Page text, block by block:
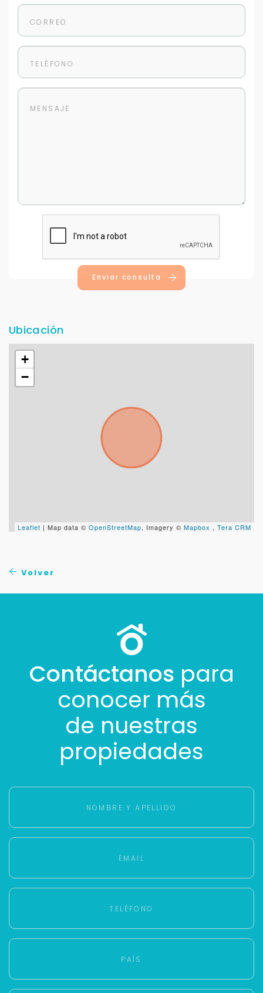
Enviar consulta
Ubicación
+
−
Leaflet | Map data © OpenStreetMap, Imagery © Mapbox , Tera CRM
Volver
Contáctanos para
conocer más
de nuestras
propiedades
sistema de gestión de clientes.
+598
Continuar por WhatsApp
Buscamos darte la mejor experiencia.